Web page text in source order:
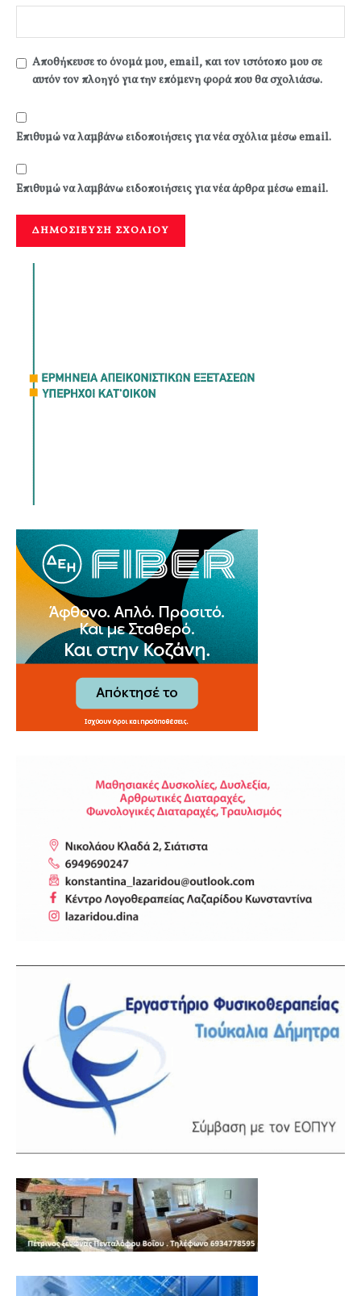
Αποθήκευσε το όνομά μου, email, και τον ιστότοπο μου σε
αυτόν τον πλοηγό για την επόμενη φορά που θα σχολιάσω.
Επιθυμώ να λαμβάνω ειδοποιήσεις για νέα σχόλια μέσω email.
Επιθυμώ να λαμβάνω ειδοποιήσεις για νέα άρθρα μέσω email.